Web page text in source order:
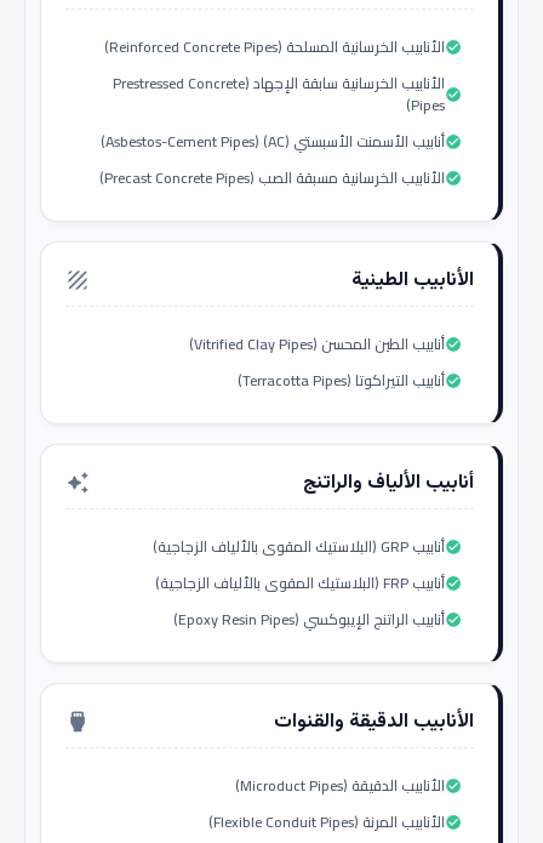
الأنابيب الخرسانية المسلحة (Reinforced Concrete Pipes)check_circle
الأنابيب الخرسانية سابقة الإجهاد (Prestressed Concrete
Pipes)check_circle
أنابيب الأسمنت الأسبستي (AC) (Asbestos-Cement Pipes)check_circle
الأنابيب الخرسانية مسبقة الصب (Precast Concrete Pipes)check_circle
الأنابيب الطينية texture
أنابيب الطين المحسن (Vitrified Clay Pipes)check_circle
أنابيب التيراكوتا (Terracotta Pipes)check_circle
أنابيب الألياف والراتنج auto_awesome
أنابيب GRP (البلاستيك المقوى بالألياف الزجاجية)check_circle
أنابيب FRP (البلاستيك المقوى بالألياف الزجاجية)check_circle
أنابيب الراتنج الإيبوكسي (Epoxy Resin Pipes)check_circle
الأنابيب الدقيقة والقنوات settings_input_hdmi
الأنابيب الدقيقة (Microduct Pipes)check_circle
الأنابيب المرنة (Flexible Conduit Pipes)check_circle